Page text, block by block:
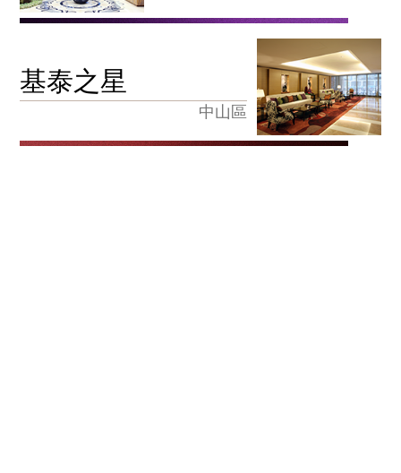
基泰之星
中山區